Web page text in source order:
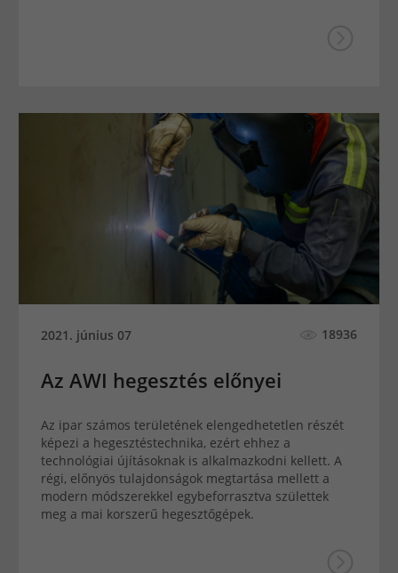
2021. június 07 18936
Az AWI hegesztés előnyei
Az ipar számos területének elengedhetetlen részét
képezi a hegesztéstechnika, ezért ehhez a
technológiai újításoknak is alkalmazkodni kellett. A
régi, előnyös tulajdonságok megtartása mellett a
modern módszerekkel egybeforrasztva születtek
meg a mai korszerű hegesztőgépek.